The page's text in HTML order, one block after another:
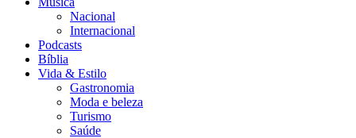
Nacional
Internacional
Podcasts
Bíblia
Vida & Estilo
Gastronomia
Moda e beleza
Turismo
Saúde